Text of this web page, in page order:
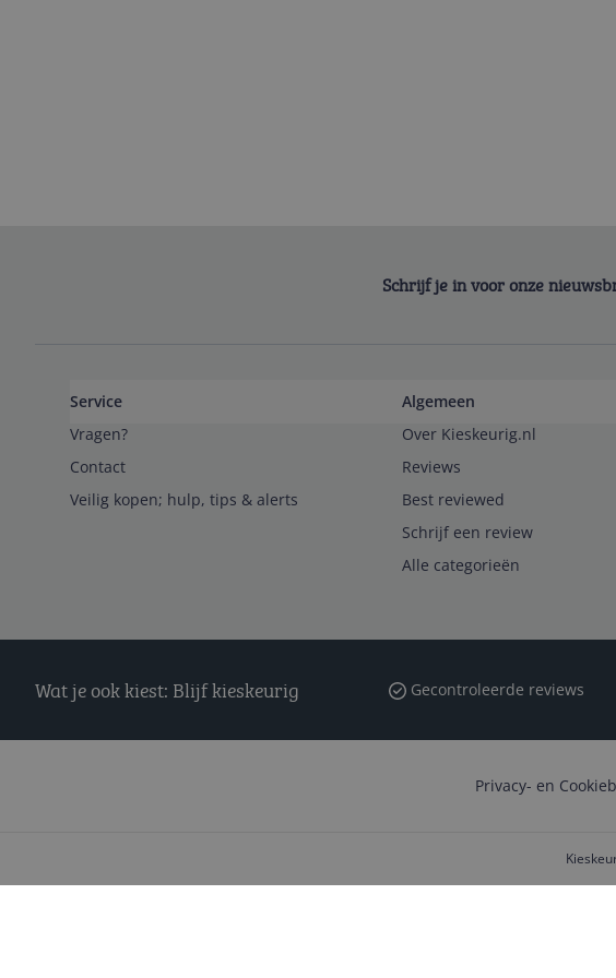
Schrijf je in voor onze
Service
Vragen?
Contact
Veilig kopen; hulp, tips & alerts
Algemeen
Over Kieskeurig.nl
Reviews
Best reviewed
Schrijf een review
Alle categorieën
Wat je ook kiest: Blijf kieskeurig Gecontroleerde reviews
Privacy- en